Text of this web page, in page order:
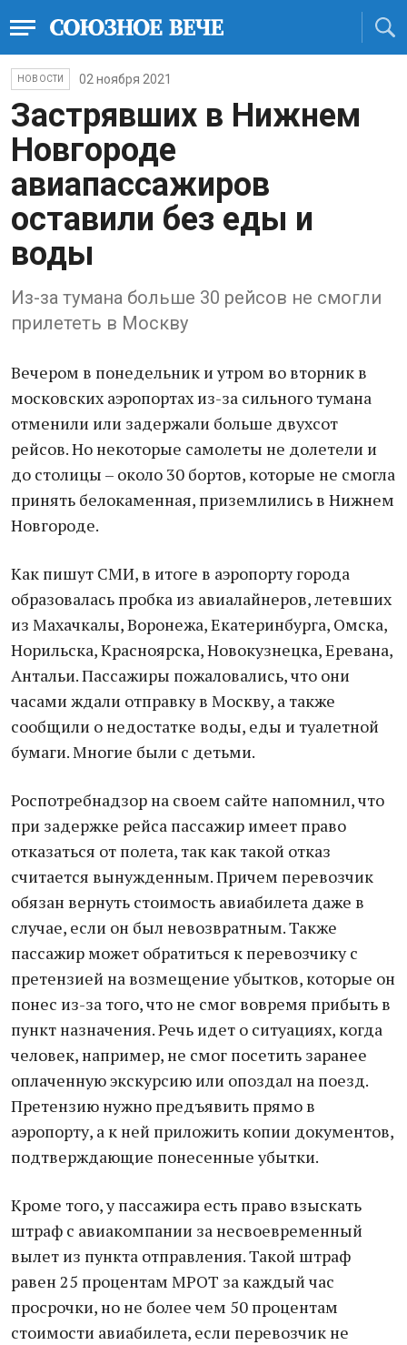
НОВОСТИ 02 ноября 2021
Застрявших в Нижнем
Новгороде
авиапассажиров
оставили без еды и
воды
Из-за тумана больше 30 рейсов не смогли
прилететь в Москву
Вечером в понедельник и утром во вторник в
московских аэропортах из-за сильного тумана
отменили или задержали больше двухсот
рейсов. Но некоторые самолеты не долетели и
до столицы – около 30 бортов, которые не смогла
принять белокаменная, приземлились в Нижнем
Новгороде.
Как пишут СМИ, в итоге в аэропорту города
образовалась пробка из авиалайнеров, летевших
из Махачкалы, Воронежа, Екатеринбурга, Омска,
Норильска, Красноярска, Новокузнецка, Еревана,
Антальи. Пассажиры пожаловались, что они
часами ждали отправку в Москву, а также
сообщили о недостатке воды, еды и туалетной
бумаги. Многие были с детьми.
Роспотребнадзор на своем сайте напомнил, что
при задержке рейса пассажир имеет право
отказаться от полета, так как такой отказ
считается вынужденным. Причем перевозчик
обязан вернуть стоимость авиабилета даже в
случае, если он был невозвратным. Также
пассажир может обратиться к перевозчику с
претензией на возмещение убытков, которые он
понес из-за того, что не смог вовремя прибыть в
пункт назначения. Речь идет о ситуациях, когда
человек, например, не смог посетить заранее
оплаченную экскурсию или опоздал на поезд.
Претензию нужно предъявить прямо в
аэропорту, а к ней приложить копии документов,
подтверждающие понесенные убытки.
Кроме того, у пассажира есть право взыскать
штраф с авиакомпании за несвоевременный
вылет из пункта отправления. Такой штраф
равен 25 процентам МРОТ за каждый час
просрочки, но не более чем 50 процентам
стоимости авиабилета, если перевозчик не